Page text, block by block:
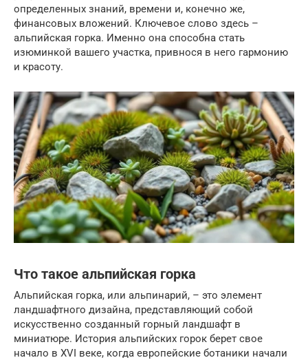
определенных знаний, времени и, конечно же,
финансовых вложений. Ключевое слово здесь –
альпийская горка. Именно она способна стать
изюминкой вашего участка, привнося в него гармонию
и красоту.
Что такое альпийская горка
Альпийская горка, или альпинарий, – это элемент
ландшафтного дизайна, представляющий собой
искусственно созданный горный ландшафт в
миниатюре. История альпийских горок берет свое
начало в XVI веке, когда европейские ботаники начали